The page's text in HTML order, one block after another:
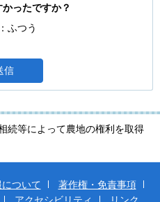
ったですか？
ふつう
続等によって農地の権利を取得
ついて
著作権・免責事項
アクセシビリティ リンク